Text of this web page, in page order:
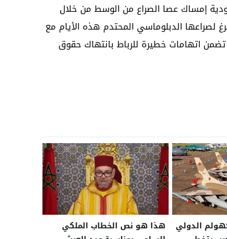
إمساك عصا الصراع من الوسط من خلال
لصراعها الدبلوماسي المحتدم هذه الأيام مع
تضمن اتهامات خطيرة للرباط بانتهاك حقوق
الدولي
هذا هو نص الخطاب الملكي